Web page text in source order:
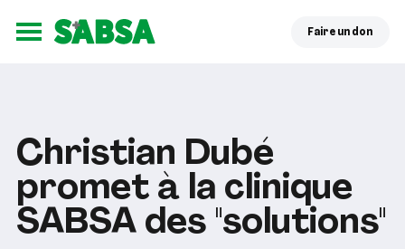
Ouvrir le menu
Faire un don
Christian Dubé
promet à la clinique
SABSA des "solutions"